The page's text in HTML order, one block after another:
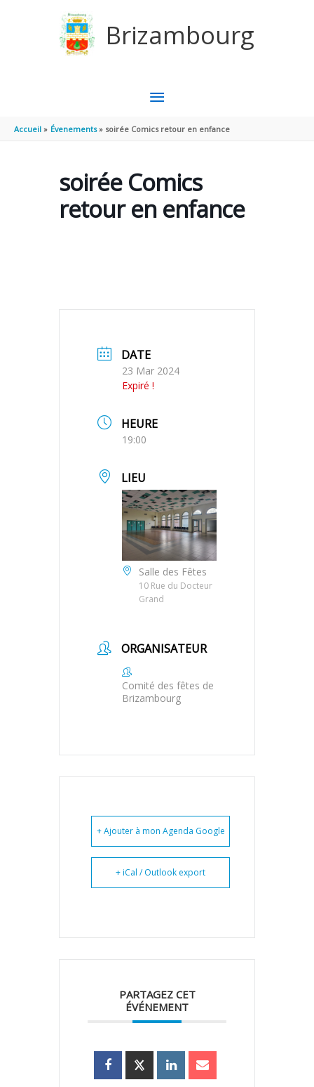
Brizambourg
MENU
PRINCIPAL
Accueil Évenements soirée Comics retour en enfance
soirée Comics
retour en enfance
DATE
23 Mar 2024
Expiré !
HEURE
19:00
LIEU
Salle des Fêtes
10 Rue du Docteur
Grand
ORGANISATEUR
Comité des fêtes de
Brizambourg
+ Ajouter à mon Agenda Google
+ iCal / Outlook export
PARTAGEZ CET
ÉVÉNEMENT